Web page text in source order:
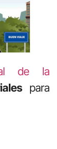
de la
para